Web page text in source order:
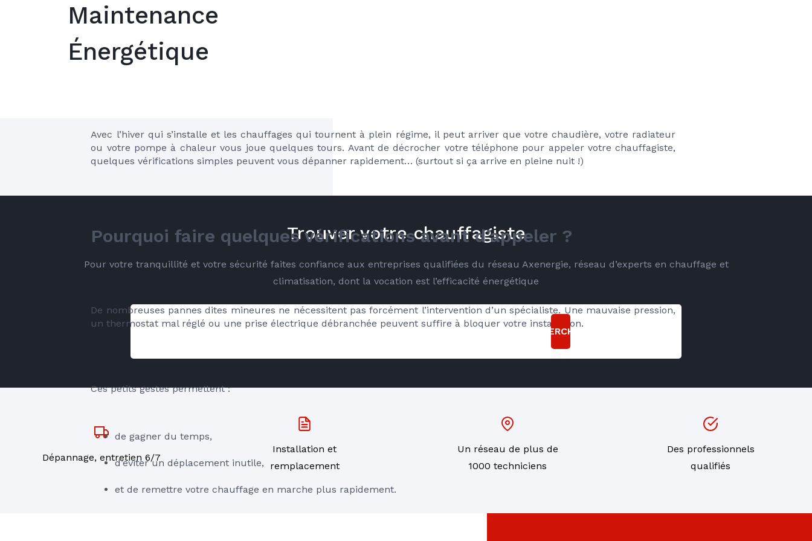
Maintenance
Énergétique
Avec l’hiver qui s’installe et les chauffages qui tournent à plein régime, il peut arriver que votre chaudière, votre radiateur
ou votre pompe à chaleur vous joue quelques tours. Avant de décrocher votre téléphone pour appeler votre chauffagiste,
quelques vérifications simples peuvent vous dépanner rapidement… (surtout si ça arrive en pleine nuit !)
Pourquoi faire quelques vérifications avant d’appeler ?
De nombreuses pannes dites mineures ne nécessitent pas forcément l’intervention d’un spécialiste. Une mauvaise pression,
un thermostat mal réglé ou une prise électrique débranchée peuvent suffire à bloquer votre installation.
Ces petits gestes permettent :
de gagner du temps,
d’éviter un déplacement inutile,
et de remettre votre chauffage en marche plus rapidement.
Trouver votre chauffagiste
Pour votre tranquillité et votre sécurité faites confiance aux entreprises qualifiées du réseau Axenergie, réseau d’experts en chauffage et
climatisation, dont la vocation est l’efficacité énergétique
RECHERCHER
Dépannage, entretien 6/7
Installation et
remplacement
Un réseau de plus de
1000 techniciens
Des professionnels
qualifiés